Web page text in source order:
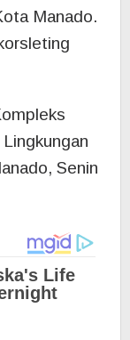
Manado.
Senin